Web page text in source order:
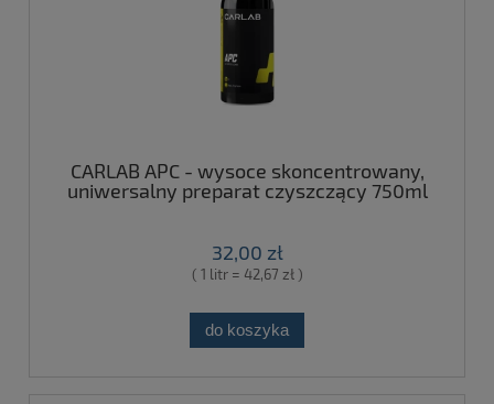
CARLAB APC - wysoce skoncentrowany,
uniwersalny preparat czyszczący 750ml
32,00 zł
( 1 litr = 42,67 zł )
do koszyka